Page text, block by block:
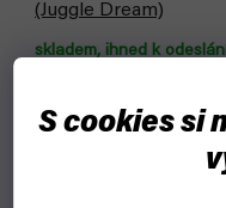
S cookies si
(Juggle Dream)
skladem, ihned k
Žonglérský klobouk ve